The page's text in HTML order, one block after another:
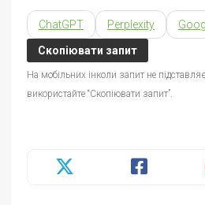
ChatGPT Perplexity
Скопіювати запит
На мобільних інколи запит не
використайте “Скопіювати запит”.